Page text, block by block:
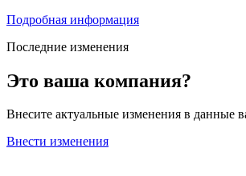
Подробная информация
Последние изменения
Это ваша компания?
Внесите актуальные изменения в
Внести изменения